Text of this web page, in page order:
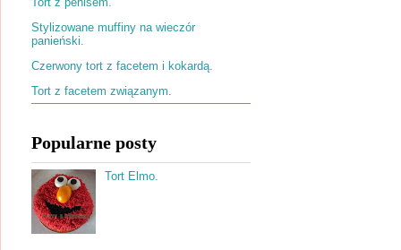
Stylizowane muffiny na wieczór
panieński.
Czerwony tort z facetem i kokardą.
Tort z facetem związanym.
Popularne posty
Tort Elmo.